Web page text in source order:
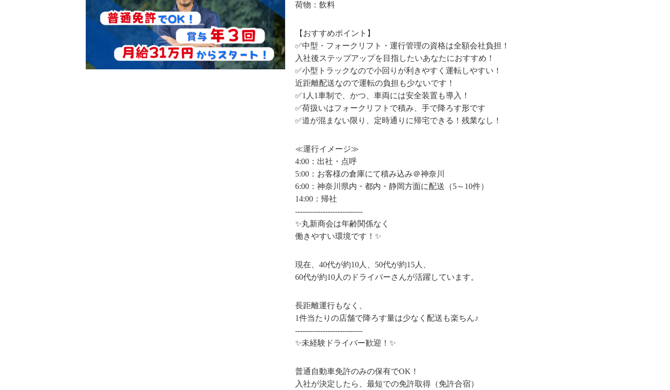
荷物：飲料
【おすすめポイント】
✅中型・フォークリフト・運行管理の資格は全額会社負担！
入社後ステップアップを目指したいあなたにおすすめ！
✅小型トラックなので小回りが利きやすく運転しやすい！
近距離配送なので運転の負担も少ないです！
✅1人1車制で、かつ、車両には安全装置も導入！
✅荷扱いはフォークリフトで積み、手で降ろす形です
✅道が混まない限り、定時通りに帰宅できる！残業なし！
≪運行イメージ≫
4:00：出社・点呼
5:00：お客様の倉庫にて積み込み＠神奈川
6:00：神奈川県内・都内・静岡方面に配送（5～10件）
14:00：帰社
---------------------------
✨丸新商会は年齢関係なく
働きやすい環境です！✨
現在、40代が約10人、50代が約15人、
60代が約10人のドライバーさんが活躍しています。
長距離運行もなく、
1件当たりの店舗で降ろす量は少なく配送も楽ちん♪
---------------------------
✨未経験ドライバー歓迎！✨
普通自動車免許のみの保有でOK！
入社が決定したら、最短での免許取得（免許合宿）